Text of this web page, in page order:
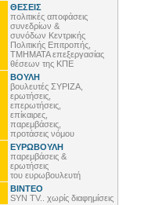
ΘΕΣΕΙΣ
πολιτικές αποφάσεις
συνεδρίων &
συνόδων Κεντρικής
Πολιτικής Επιτροπής,
ΤΜΗΜΑΤΑ επεξεργασίας
θέσεων της ΚΠΕ
ΒΟΥΛΗ
βουλευτές ΣΥΡΙΖΑ,
ερωτήσεις,
επερωτήσεις,
επίκαιρες,
παρεμβάσεις,
προτάσεις νόμου
ΕΥΡΩΒΟΥΛΗ
παρεμβάσεις &
ερωτήσεις
του ευρωβουλευτή
ΒΙΝΤΕΟ
SYN TV.. χωρίς διαφημίσεις